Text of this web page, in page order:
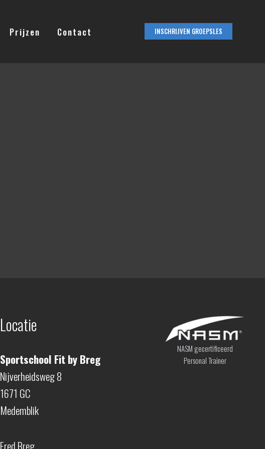
Prijzen Contact INSCHRIJVEN GROEPSLES
Locatie
Sportschool Fit by Breg
Nijverheidsweg 8
1671 GC
Medemblik
Fred Breg
NASM gecertificeerd
Personal Trainer